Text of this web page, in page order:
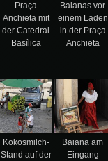
Praça
Anchieta mit
der Catedral
Basílica
Baianas vor
einem Laden
in der Praça
Anchieta
Kokosmilch-
Stand auf der
Baiana am
Eingang